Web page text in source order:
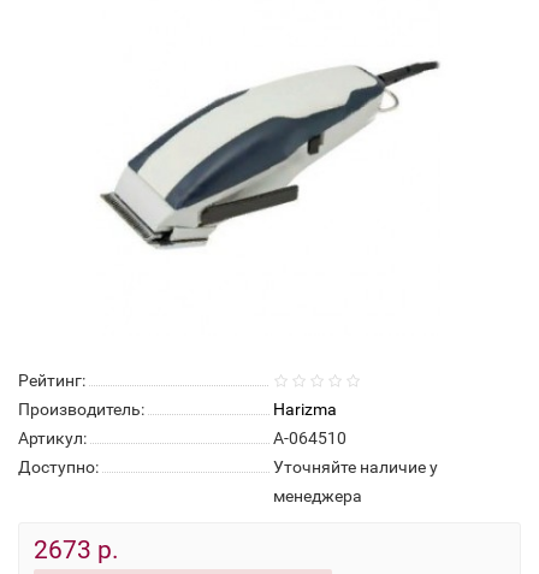
Рейтинг:
Производитель:
Harizma
Артикул:
А-064510
Доступно:
Уточняйте наличие у
менеджера
2673 р.